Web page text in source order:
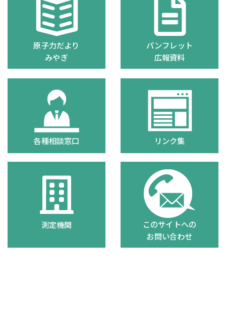
原子力だより
みやぎ
パンフレット
広報資料
各種相談窓口 リンク集
測定機関
このサイトへの
お問い合わせ